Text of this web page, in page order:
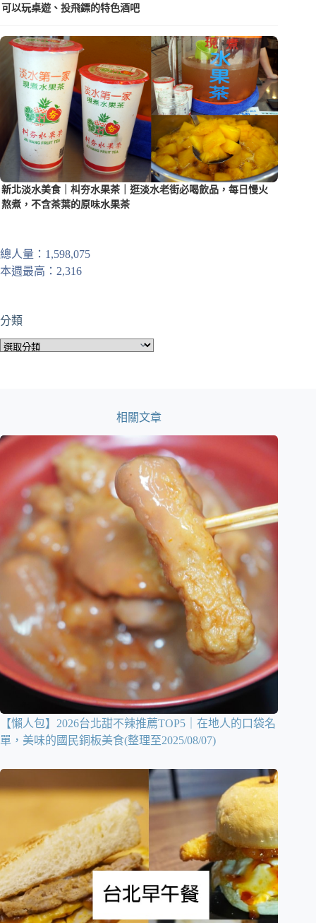
可以玩桌遊、投飛鏢的特色酒吧
新北淡水美食｜朻夯水果茶｜逛淡水老街必喝飲品，每日慢火
熬煮，不含茶葉的原味水果茶
總人量：1,598,075
本週最高：2,316
分類
分
相關文章
【懶人包】2026台北甜不辣推薦TOP5｜在地人的口袋名
單，美味的國民銅板美食(整理至2025/08/07)